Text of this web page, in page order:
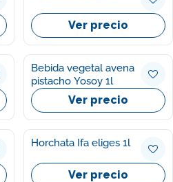
Ver precio
Bebida vegetal avena
pistacho Yosoy 1l
Ver precio
Horchata Ifa eliges 1l
Ver precio